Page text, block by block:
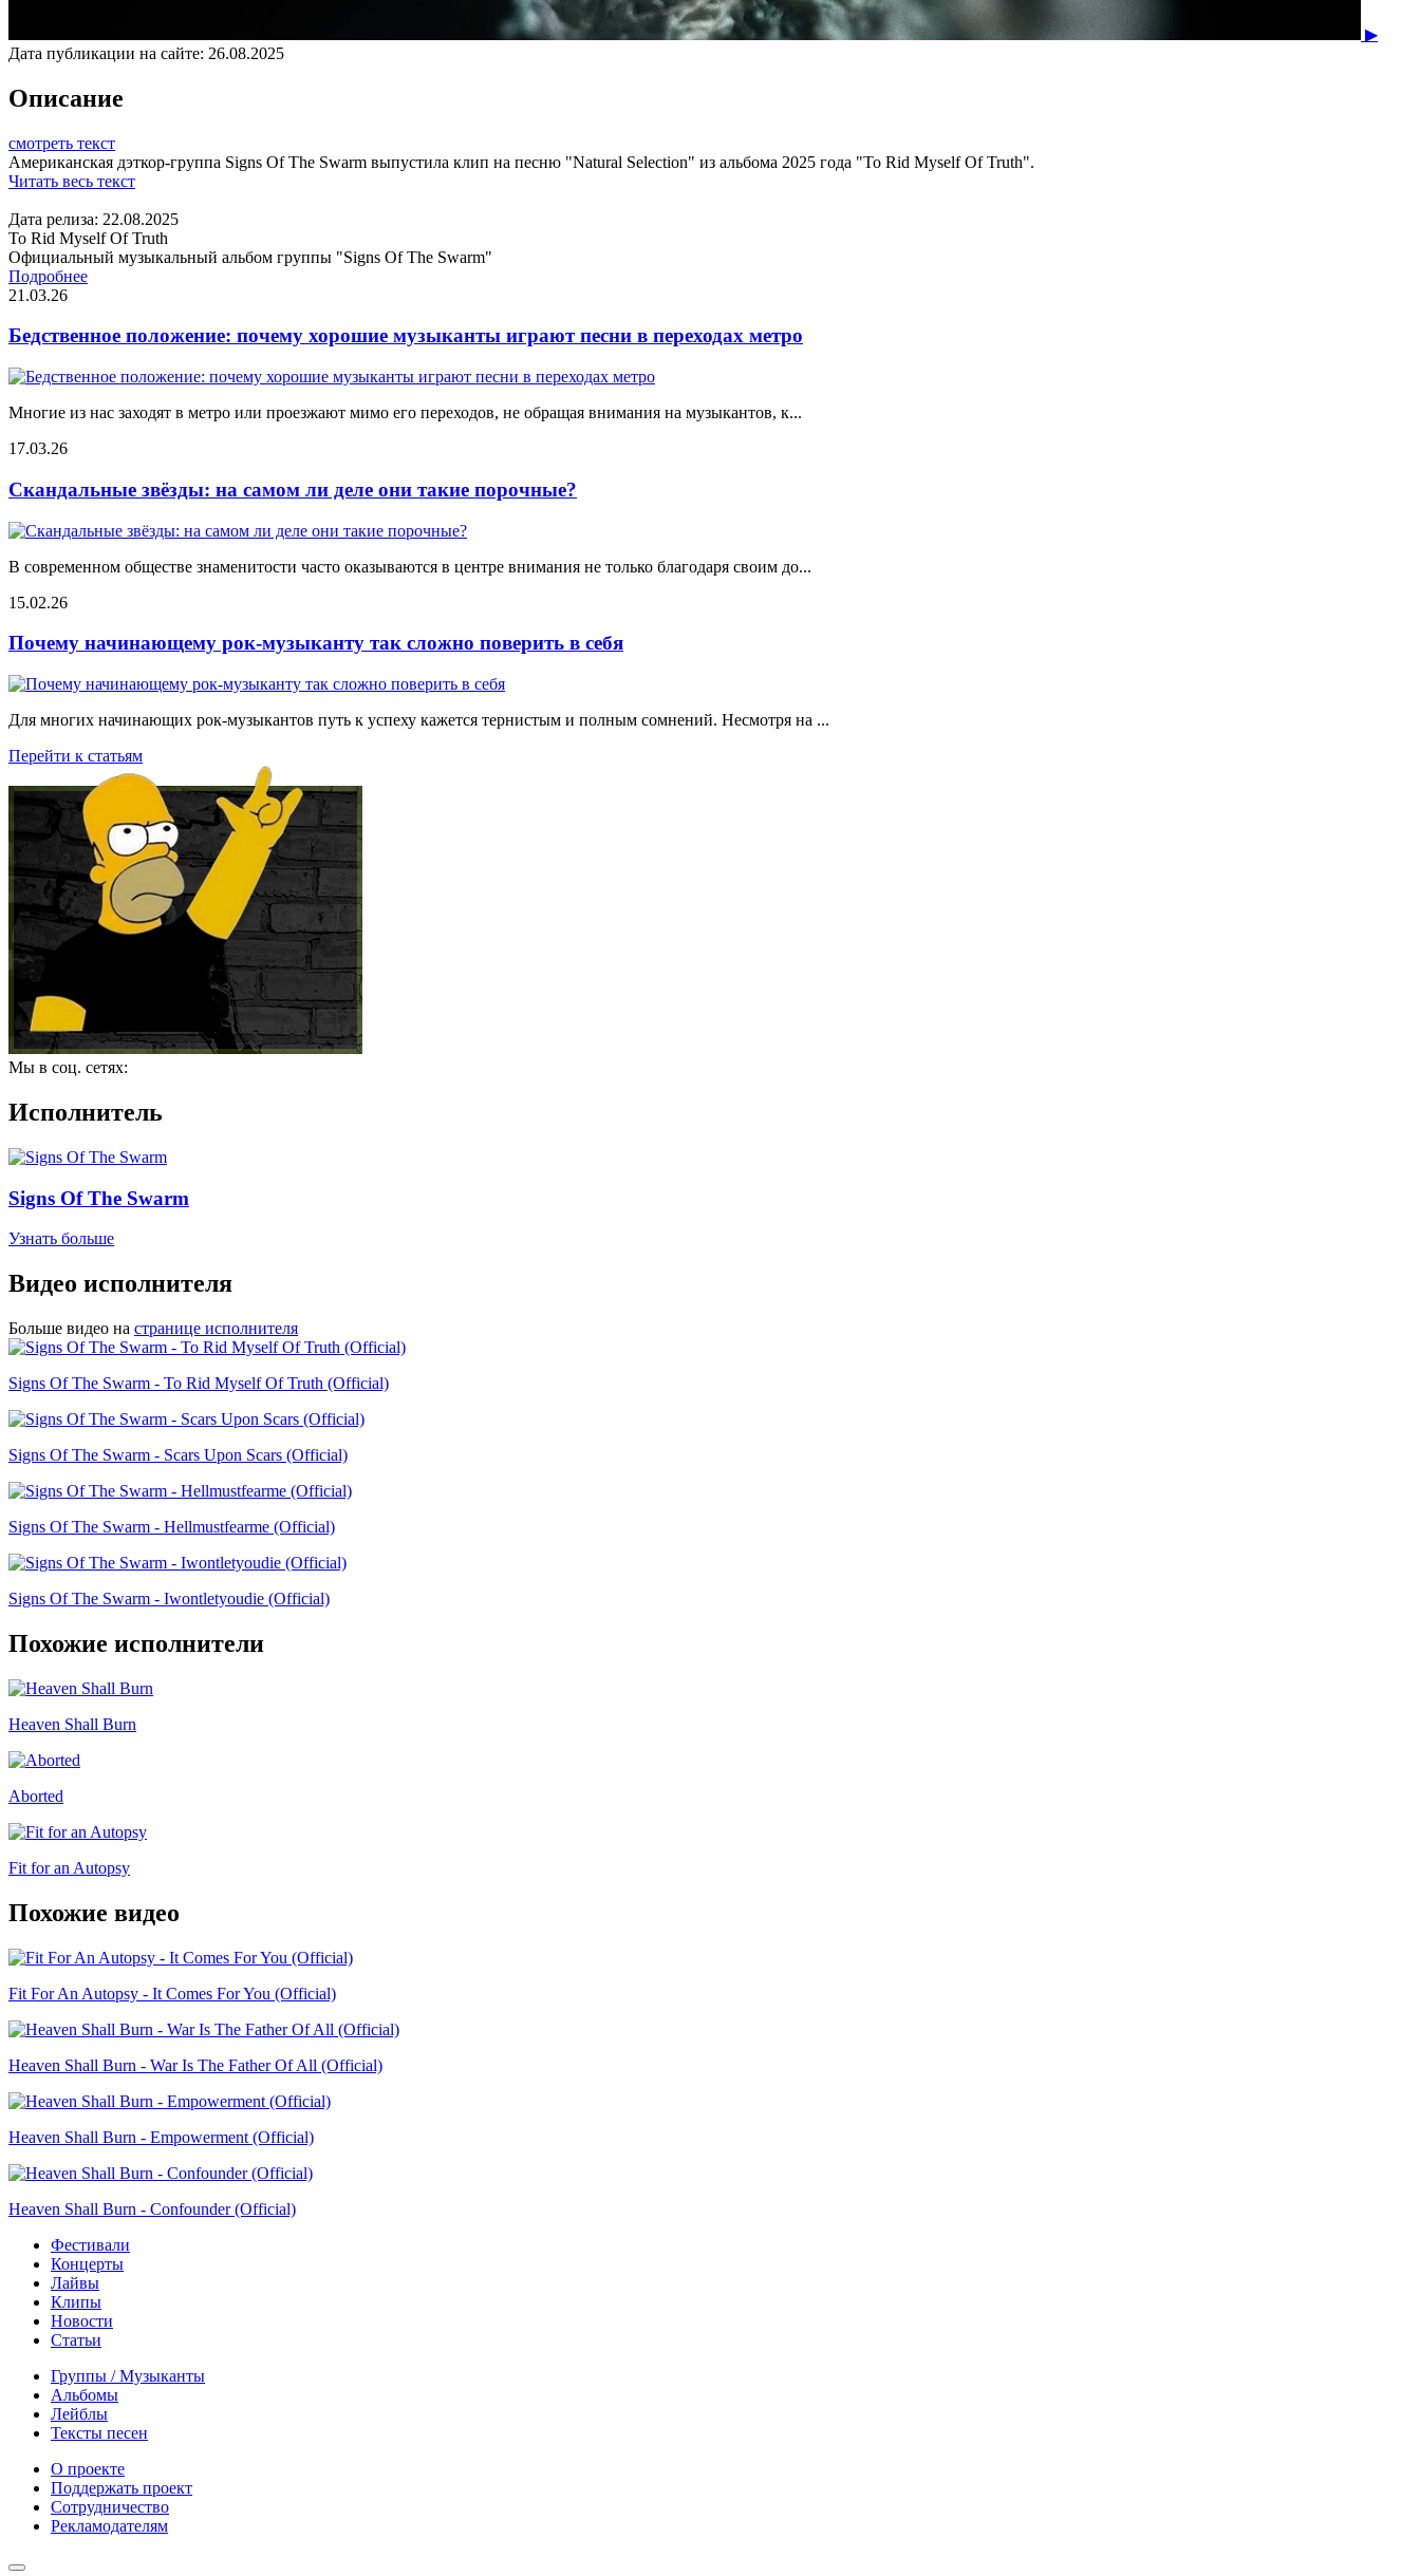
▶
Дата публикации на сайте: 26.08.2025
Описание
смотреть текст
Американская дэткор-группа Signs Of The Swarm выпустила клип на песню "Natural Selection" из альбома 2025 года "To Rid Myself Of Truth".
Читать весь текст
Дата релиза: 22.08.2025
To Rid Myself Of Truth
Официальный музыкальный альбом группы "Signs Of The Swarm"
Подробнее
21.03.26
Бедственное положение: почему хорошие музыканты играют песни в переходах метро
Многие из нас заходят в метро или проезжают мимо его переходов, не обращая внимания на музыкантов, к...
17.03.26
Скандальные звёзды: на самом ли деле они такие порочные?
В современном обществе знаменитости часто оказываются в центре внимания не только благодаря своим до...
15.02.26
Почему начинающему рок-музыканту так сложно поверить в себя
Для многих начинающих рок-музыкантов путь к успеху кажется тернистым и полным сомнений. Несмотря на ...
Перейти к статьям
Мы в соц. сетях:
Исполнитель
Signs Of The Swarm
Узнать больше
Видео исполнителя
Больше видео на странице исполнителя
Signs Of The Swarm - To Rid Myself Of Truth (Official)
Signs Of The Swarm - Scars Upon Scars (Official)
Signs Of The Swarm - Hellmustfearme (Official)
Signs Of The Swarm - Iwontletyoudie (Official)
Похожие исполнители
Heaven Shall Burn
Aborted
Fit for an Autopsy
Похожие видео
Fit For An Autopsy - It Comes For You (Official)
Heaven Shall Burn - War Is The Father Of All (Official)
Heaven Shall Burn - Empowerment (Official)
Heaven Shall Burn - Confounder (Official)
Фестивали
Концерты
Лайвы
Клипы
Новости
Статьи
Группы / Музыканты
Альбомы
Лейблы
Тексты песен
О проекте
Поддержать проект
Сотрудничество
Рекламодателям